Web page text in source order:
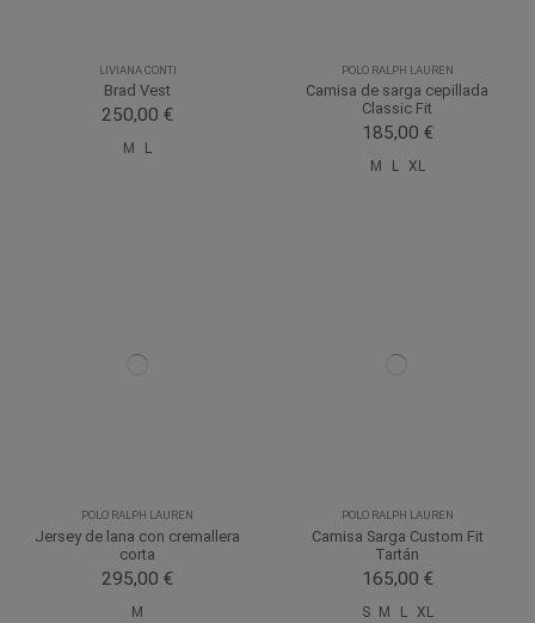
LIVIANA CONTI
Brad Vest
250,00 €
M L
POLO RALPH LAUREN
Camisa de sarga cepillada
Classic Fit
185,00 €
M L XL
POLO RALPH LAUREN
Jersey de lana con cremallera
corta
295,00 €
M
POLO RALPH LAUREN
Camisa Sarga Custom Fit
Tartán
165,00 €
S M L XL